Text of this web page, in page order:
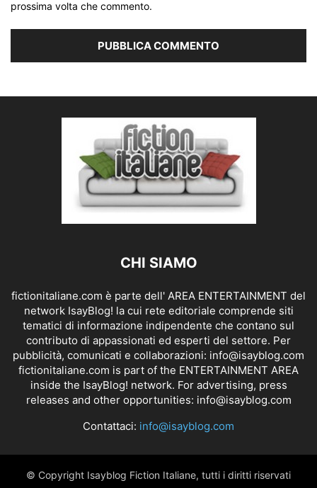
prossima volta che commento.
CHI SIAMO
fictionitaliane.com è parte dell' AREA ENTERTAINMENT del
network IsayBlog! la cui rete editoriale comprende siti
tematici di informazione indipendente che contano sul
contributo di appassionati ed esperti del settore. Per
pubblicità, comunicati e collaborazioni: info@isayblog.com
fictionitaliane.com is part of the ENTERTAINMENT AREA
inside the IsayBlog! network. For advertising, press
releases and other opportunities: info@isayblog.com
Contattaci: info@isayblog.com
© Copyright Isayblog Fiction Italiane, tutti i diritti riservati